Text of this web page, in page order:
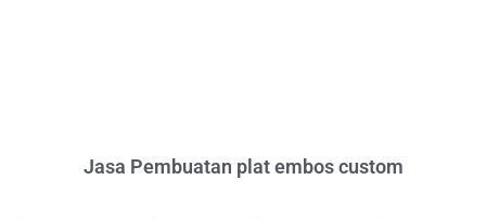
Jasa Pembuatan plat embos custom